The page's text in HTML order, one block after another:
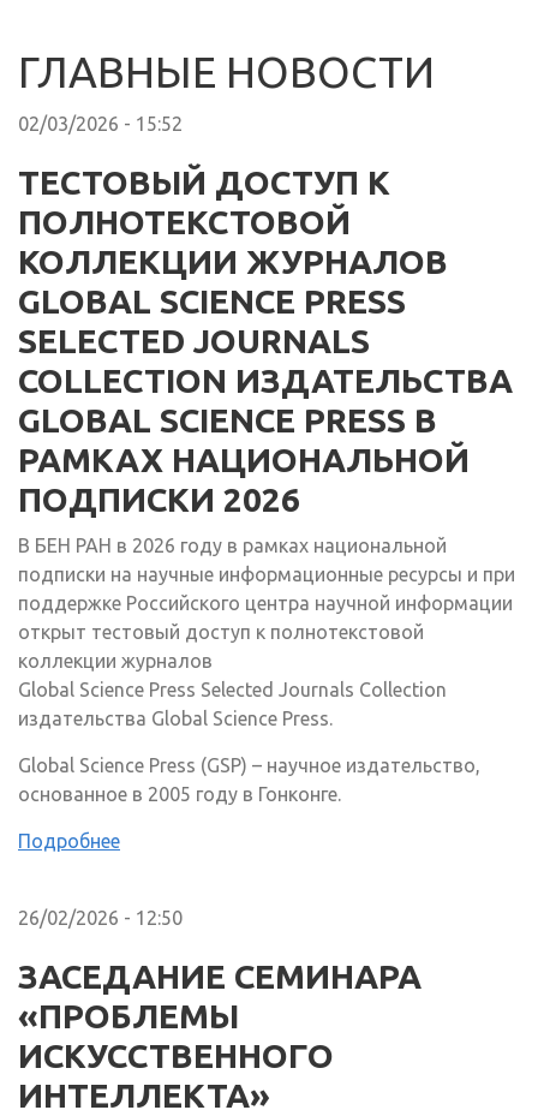
ГЛАВНЫЕ НОВОСТИ
02/03/2026 - 15:52
ТЕСТОВЫЙ ДОСТУП К
ПОЛНОТЕКСТОВОЙ
КОЛЛЕКЦИИ ЖУРНАЛОВ
GLOBAL SCIENCE PRESS
SELECTED JOURNALS
COLLECTION ИЗДАТЕЛЬСТВА
GLOBAL SCIENCE PRESS В
РАМКАХ НАЦИОНАЛЬНОЙ
ПОДПИСКИ 2026
В БЕН РАН в 2026 году в рамках национальной
подписки на научные информационные ресурсы и при
поддержке Российского центра научной информации
открыт тестовый доступ к полнотекстовой
коллекции журналов
Global Science Press Selected Journals Collection
издательства Global Science Press.
Global Science Press (GSP) – научное издательство,
основанное в 2005 году в Гонконге.
Подробнее
26/02/2026 - 12:50
ЗАСЕДАНИЕ СЕМИНАРА
«ПРОБЛЕМЫ
ИСКУССТВЕННОГО
ИНТЕЛЛЕКТА»